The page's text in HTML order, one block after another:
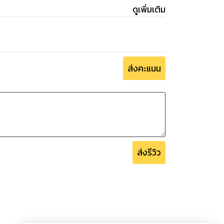
ดูเพิ่มเติม
ส่งคะแนน
ส่งรีวิว